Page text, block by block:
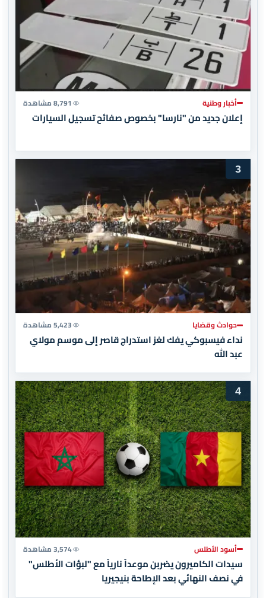
أخبار وطنية 8,791 مشاهدة
إعلان جديد من "نارسا" بخصوص صفائح تسجيل السيارات
3
حوادث وقضايا 5,423 مشاهدة
نداء فيسبوكي يفك لغز استدراج قاصر إلى موسم مولاي
عبد الله
4
أسود الأطلس 3,574 مشاهدة
سيدات الكاميرون يضربن موعداً نارياً مع "لبؤات الأطلس"
في نصف النهائي بعد الإطاحة بنيجيريا